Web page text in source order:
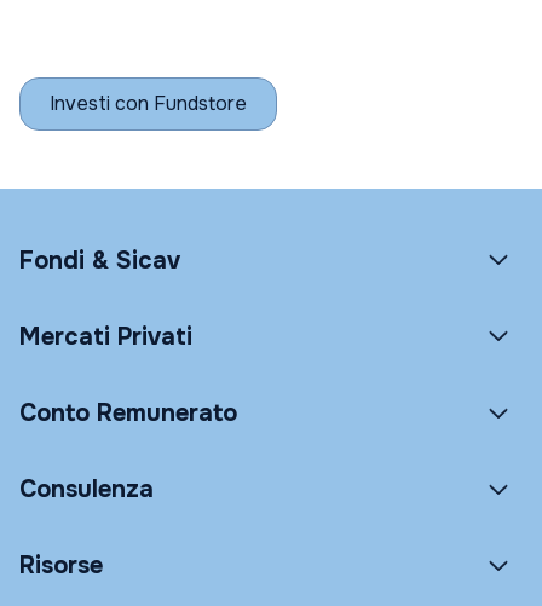
Investi con Fundstore
Fondi & Sicav
Mercati Privati
Conto Remunerato
Consulenza
Risorse